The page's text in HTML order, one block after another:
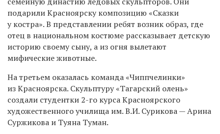
подарили Красноярску композицию «Сказки
у костра». В представлении ребят возник образ, где
отец в национальном костюме рассказывает детскую
историю своему сыну, а из огня вылетают
мифические животные.
На третьем оказалась команда «Чиппчелинки»
из Красноярска. Скульптуру «Тагарский олень»
создали студентки 2-го курса Красноярского
художественного училища им. В.И. Сурикова — Арина
Суржикова и Туяна Туман.